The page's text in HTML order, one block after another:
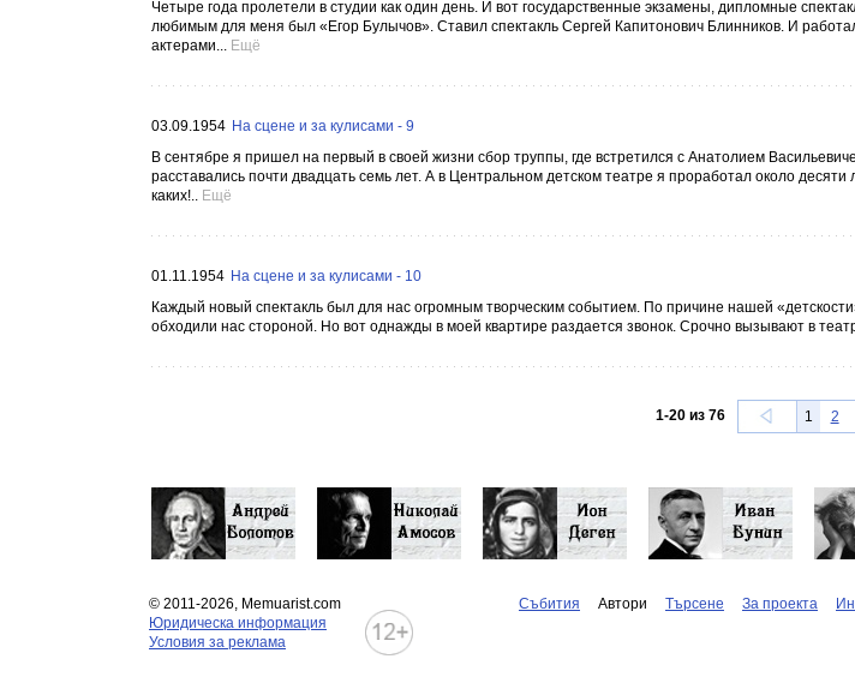
Четыре года пролетели в студии как один день. И вот государственные экзамены, дипломные
любимым для меня был «Егор Булычов». Ставил спектакль Сергей Капитонович Блинников. И
актерами... Ещё
03.09.1954 На сцене и за кулисами - 9
В сентябре я пришел на первый в своей жизни сбор труппы, где встретился с Анатолием
расставались почти двадцать семь лет. А в Центральном детском театре я проработал около
каких!.. Ещё
01.11.1954 На сцене и за кулисами - 10
Каждый новый спектакль был для нас огромным творческим событием. По причине нашей
обходили нас стороной. Но вот однажды в моей квартире раздается звонок. Срочно вызывают в
1-20из 76 1 2
© 2011-2026, Memuarist.com
Юридическа информация
Условия за реклама
Събития Автори Търсене За проекта